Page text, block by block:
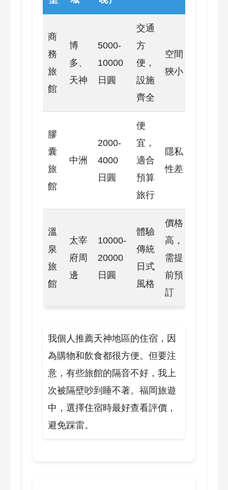
商
務
旅
館
博
多、
天神
5000-
10000
日圓
交通
方
便，
設施
齊全
空間
狹小
膠
囊
旅
館
中洲
2000-
4000
日圓
便
宜，
適合
預算
旅行
隱私
性差
溫
泉
旅
館
太宰
府周
邊
10000-
20000
日圓
體驗
傳統
日式
風格
價格
高，
需提
前預
訂
我個人推薦天神地區的住宿，因
為購物和飲食都很方便。但要注
意，有些旅館的隔音不好，我上
次被隔壁吵到睡不著。福岡旅遊
中，選擇住宿時最好查看評價，
避免踩雷。